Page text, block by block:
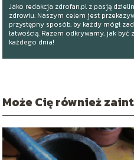
Jako redakcja zdrofan.pl z pasją
zdrowiu. Naszym celem jest
przystępny sposób, by każdy mógł
łatwością. Razem odkrywamy, jak być
każdego dnia!
Może Cię również